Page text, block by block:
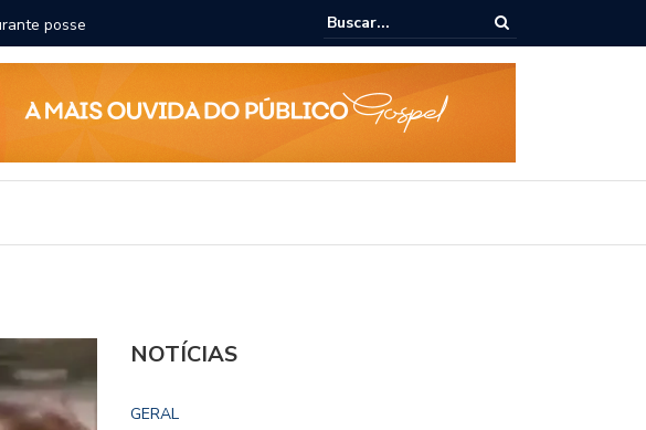
Câmara dialoga com UFAL e Faculdade de Coimbra sobre parcerias para
Legislativo
NOTÍCIAS
GERAL